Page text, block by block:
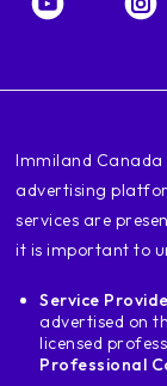
‍Immiland
advertising
services are
it is important to
Service
advertised on
licensed
Professional